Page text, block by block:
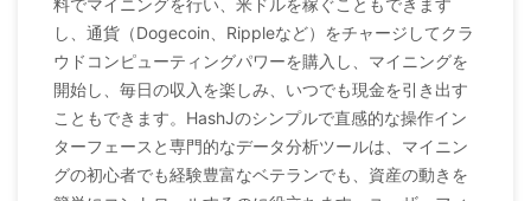
し、通貨（Dogecoin、Rippleなど）をチャージしてクラ
ウドコンピューティングパワーを購入し、マイニングを
開始し、毎日の収入を楽しみ、いつでも現金を引き出す
こともできます。HashJのシンプルで直感的な操作イン
ターフェースと専門的なデータ分析ツールは、マイニン
グの初心者でも経験豊富なベテランでも、資産の動きを